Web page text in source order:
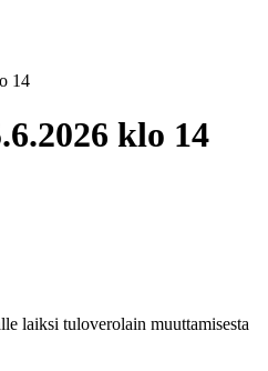
14
klo 14
laiksi tuloverolain muuttamisesta